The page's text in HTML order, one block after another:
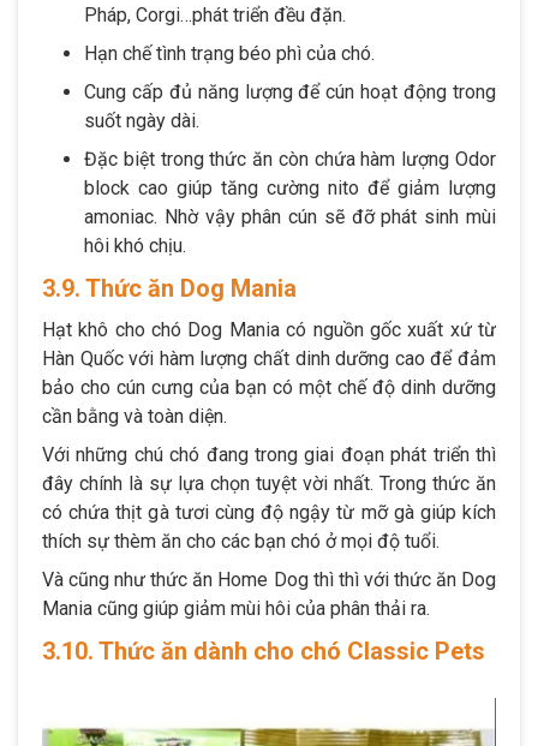
Pháp, Corgi…phát triển đều đặn.
Hạn chế tình trạng béo phì của chó.
Cung cấp đủ năng lượng để cún hoạt động trong
suốt ngày dài.
Đặc biệt trong thức ăn còn chứa hàm lượng Odor
block cao giúp tăng cường nito để giảm lượng
amoniac. Nhờ vậy phân cún sẽ đỡ phát sinh mùi
hôi khó chịu.
3.9. Thức ăn Dog Mania
Hạt khô cho chó Dog Mania có nguồn gốc xuất xứ từ
Hàn Quốc với hàm lượng chất dinh dưỡng cao để đảm
bảo cho cún cưng của bạn có một chế độ dinh dưỡng
cần bằng và toàn diện.
Với những chú chó đang trong giai đoạn phát triển thì
đây chính là sự lựa chọn tuyệt vời nhất. Trong thức ăn
có chứa thịt gà tươi cùng độ ngậy từ mỡ gà giúp kích
thích sự thèm ăn cho các bạn chó ở mọi độ tuổi.
Và cũng như thức ăn Home Dog thì thì với thức ăn Dog
Mania cũng giúp giảm mùi hôi của phân thải ra.
3.10. Thức ăn dành cho chó Classic Pets